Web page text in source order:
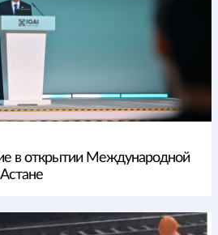
в открытии Международной